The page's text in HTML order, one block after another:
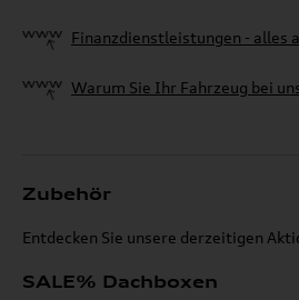
Finanzdienstleistungen - alles
Warum Sie Ihr Fahrzeug bei
Zubehör
Entdecken Sie unsere derzeitigen
SALE% Dachboxen